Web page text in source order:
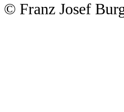
© Franz Josef